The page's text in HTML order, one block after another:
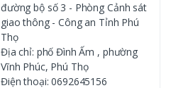
đường bộ số 3 - Phòng Cảnh sát
giao thông - Công an Tỉnh Phú
Thọ
Địa chỉ: phố Đình Ấm , phường
Vĩnh Phúc, Phú Thọ
Điện thoại: 0692645156